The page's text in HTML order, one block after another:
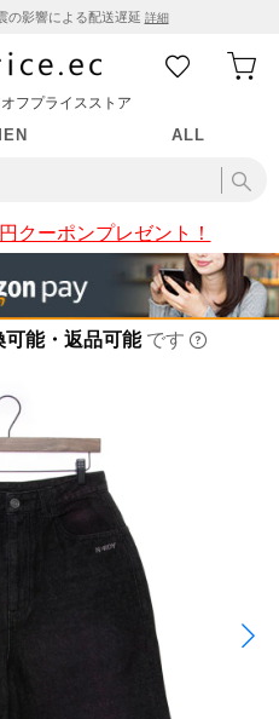
の影響による配送遅延 詳細
フプライスストア
ALL
クーポンプレゼント！
可能・返品可能 です